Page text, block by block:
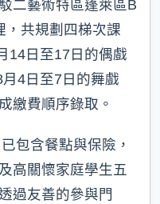
二藝術特區蓬萊區B
，共規劃四梯次課
14日至17日的偶戲
4日至7日的舞戲
繳費順序錄取。
包含餐點與保險，
高關懷家庭學生五
過友善的參與門